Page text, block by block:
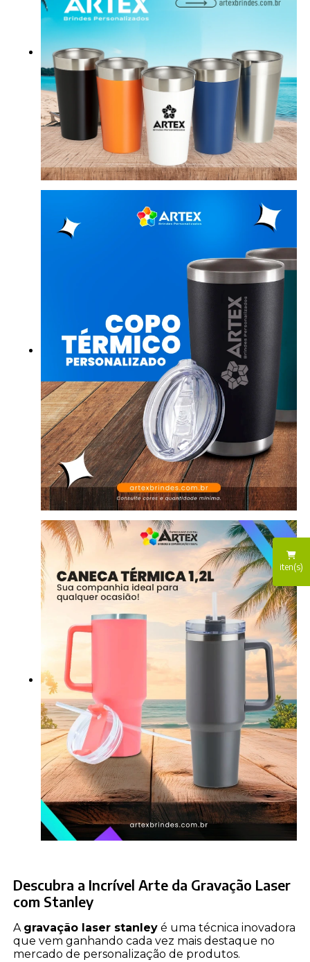
iten(s)
Descubra a Incrível Arte da Gravação Laser
com Stanley
A gravação laser stanley é uma técnica inovadora
que vem ganhando cada vez mais destaque no
mercado de personalização de produtos.